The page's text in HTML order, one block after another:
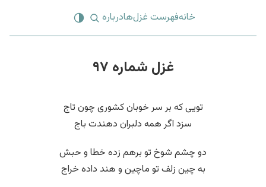
خانهفهرست غزل‌هادرباره
غزل شماره ۹۷
تویی که بر سر خوبان کشوری چون تاج
سزد اگر همه دلبران دهندت باج
دو چشم شوخ تو برهم زده خطا و حبش
به چین زلف تو ماچین و هند داده خراج